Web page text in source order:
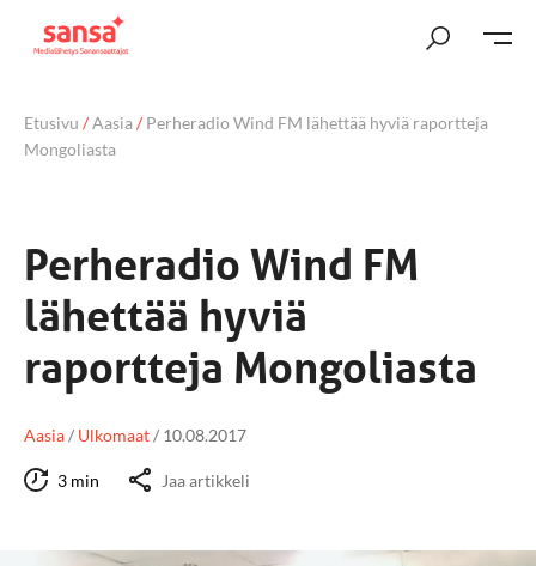
Etusivu /Aasia/Perheradio Wind FM lähettää hyviä raportteja
Mongoliasta
Perheradio Wind FM
lähettää hyviä
raportteja Mongoliasta
Aasia/ Ulkomaat/ 10.08.2017
3 min Jaa artikkeli